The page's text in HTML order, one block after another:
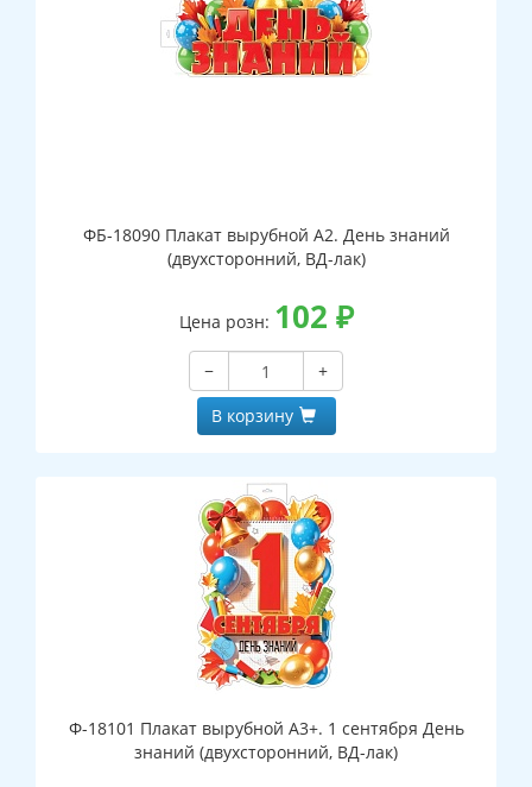
ФБ-18090 Плакат вырубной А2. День знаний
(двухсторонний, ВД-лак)
Цена розн: 102 ₽
−
+
В корзину
Ф-18101 Плакат вырубной А3+. 1 сентября День
знаний (двухсторонний, ВД-лак)